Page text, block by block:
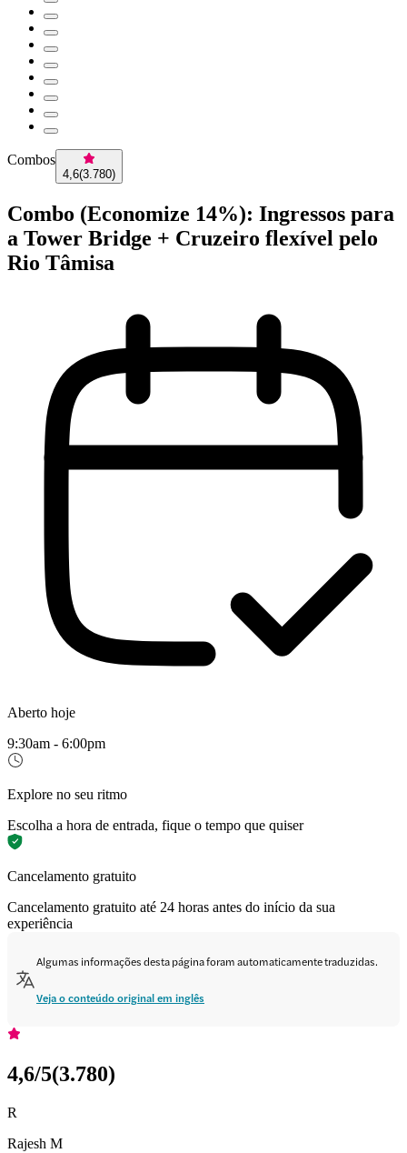
Combos
4,6(3.780)
Combo (Economize 14%): Ingressos para
a Tower Bridge + Cruzeiro flexível pelo
Rio Tâmisa
Aberto hoje
9:30am - 6:00pm
Explore no seu ritmo
Escolha a hora de entrada, fique o tempo que quiser
Cancelamento gratuito
Cancelamento gratuito até 24 horas antes do início da sua
experiência
Algumas informações desta página foram automaticamente traduzidas.
Veja o conteúdo original em inglês
4,6/5(3.780)
R
Rajesh M